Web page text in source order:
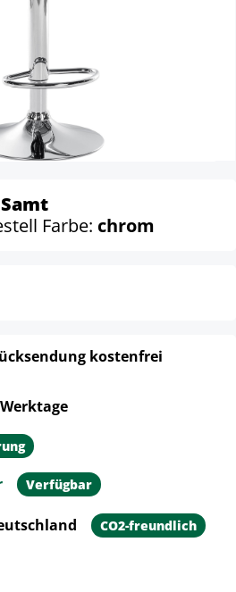
Farbe: chrom
kostenfrei
Verfügbar
CO2-freundlich
anzeigen